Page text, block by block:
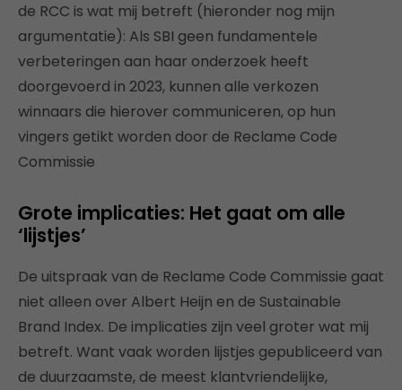
de RCC is wat mij betreft (hieronder nog mijn
argumentatie): Als SBI geen fundamentele
verbeteringen aan haar onderzoek heeft
doorgevoerd in 2023, kunnen alle verkozen
winnaars die hierover communiceren, op hun
vingers getikt worden door de Reclame Code
Commissie
Grote implicaties: Het gaat om alle
‘lijstjes’
De uitspraak van de Reclame Code Commissie gaat
niet alleen over Albert Heijn en de Sustainable
Brand Index. De implicaties zijn veel groter wat mij
betreft. Want vaak worden lijstjes gepubliceerd van
de duurzaamste, de meest klantvriendelijke,